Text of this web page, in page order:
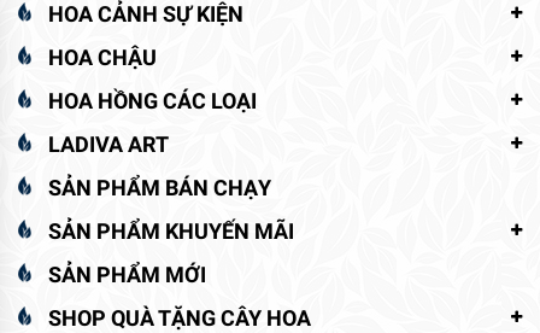
HOA CẢNH SỰ KIỆN
HOA CHẬU
HOA HỒNG CÁC LOẠI
LADIVA ART
SẢN PHẨM BÁN CHẠY
SẢN PHẨM KHUYẾN MÃI
SẢN PHẨM MỚI
SHOP QUÀ TẶNG CÂY HOA